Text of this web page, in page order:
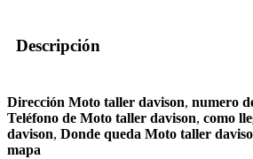
Descripción
Dirección Moto taller davison, numero
Teléfono de Moto taller davison, como
davison, Donde queda Moto taller
mapa